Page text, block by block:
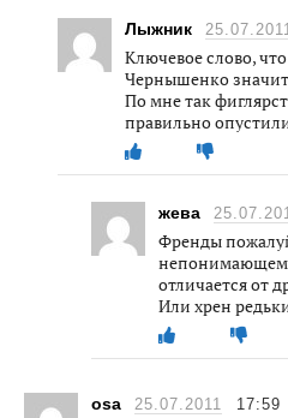
Лыжник 25.07.2011
Ключевое слово,
Чернышенко
По мне так
правильно
жева
Френды
отличается от
Или хрен
osa 25.07.2011 17:59